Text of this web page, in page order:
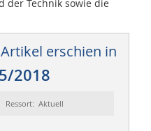
der Technik sowie die
erschien in
2018
Ressort: Aktuell